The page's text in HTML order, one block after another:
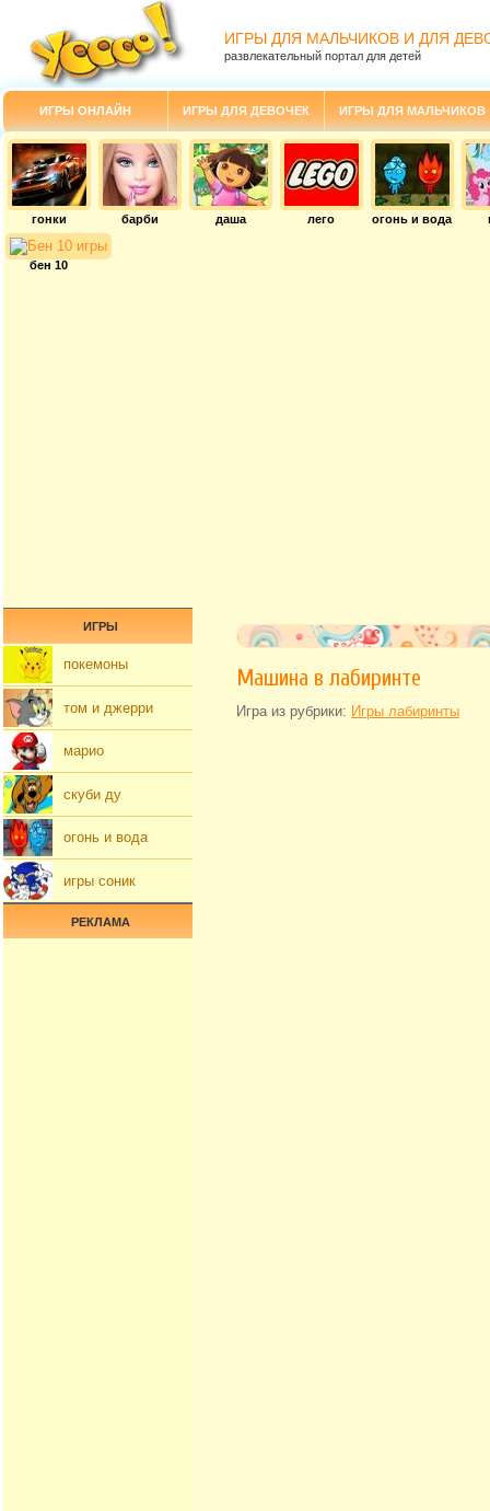
ИГРЫ ДЛЯ МАЛЬЧИКОВ И ДЛЯ
развлекательный портал для детей
ИГРЫ ОНЛАЙН ИГРЫ ДЛЯ ДЕВОЧЕК ИГРЫ ДЛЯ МАЛЬЧИКОВ
гонки барби даша лего огонь и вода
бен 10
Машина в лабиринте
Игра из рубрики: Игры лабиринты
ИГРЫ
покемоны
том и джерри
марио
скуби ду
огонь и вода
игры соник
РЕКЛАМА